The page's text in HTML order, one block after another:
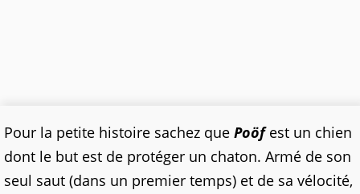
Pour la petite histoire sachez que Poöfest un chien
dont le but est de protéger un chaton. Armé de son
seul saut (dans un premier temps) et de sa vélocité,